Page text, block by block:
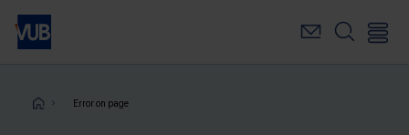
Skip
main
Breadcrumb
Error on page